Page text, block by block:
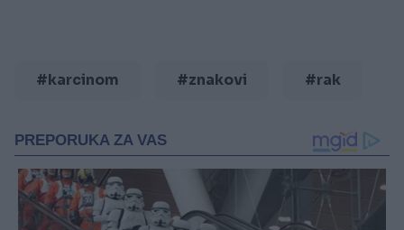
#karcinom #znakovi #rak